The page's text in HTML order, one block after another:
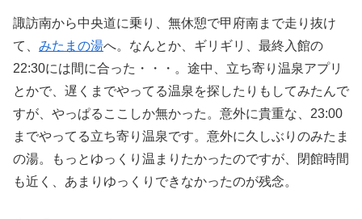
諏訪南から中央道に乗り、無休憩で甲府南まで走り抜け
て、 みたまの湯へ。なんとか、ギリギリ、最終入館の
22:30には間に合った・・・。途中、立ち寄り温泉アプリ
とかで、遅くまでやってる温泉を探したりもしてみたんで
すが、やっぱるここしか無かった。意外に貴重な、23:00
までやってる立ち寄り温泉です。意外に久しぶりのみたま
の湯。もっとゆっくり温まりたかったのですが、閉館時間
も近く、あまりゆっくりできなかったのが残念。